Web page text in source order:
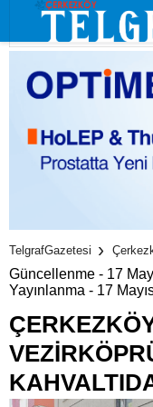
TelgrafGazetesi
Güncellenme - 17
Yayınlanma - 17